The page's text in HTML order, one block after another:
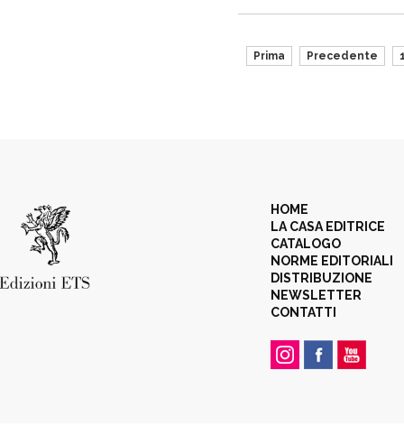
Prima Precedente
HOME
LA CASA EDITRICE
CATALOGO
NORME EDITORIALI
DISTRIBUZIONE
NEWSLETTER
CONTATTI